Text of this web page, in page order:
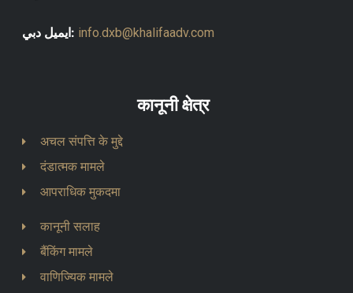
ايميل دبي: info.dxb@khalifaadv.com
कानूनी क्षेत्र
अचल संपत्ति के मुद्दे
दंडात्मक मामले
आपराधिक मुकदमा
कानूनी सलाह
बैंकिंग मामले
वाणिज्यिक मामले